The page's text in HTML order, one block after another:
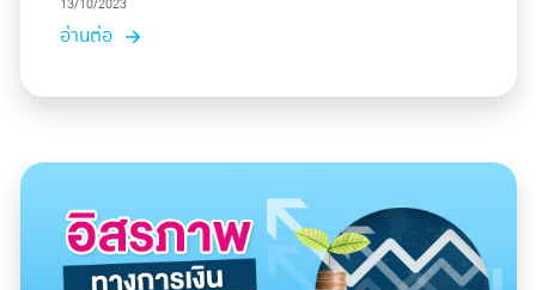
อ่านต่อ